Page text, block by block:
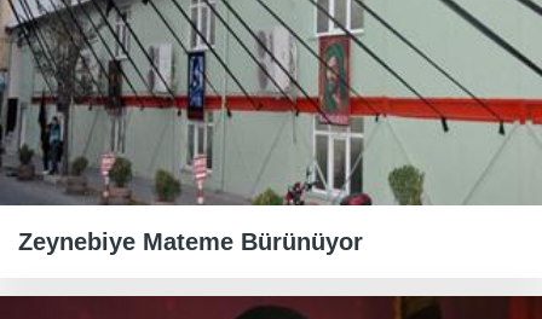
Zeynebiye Mateme Bürünüyor